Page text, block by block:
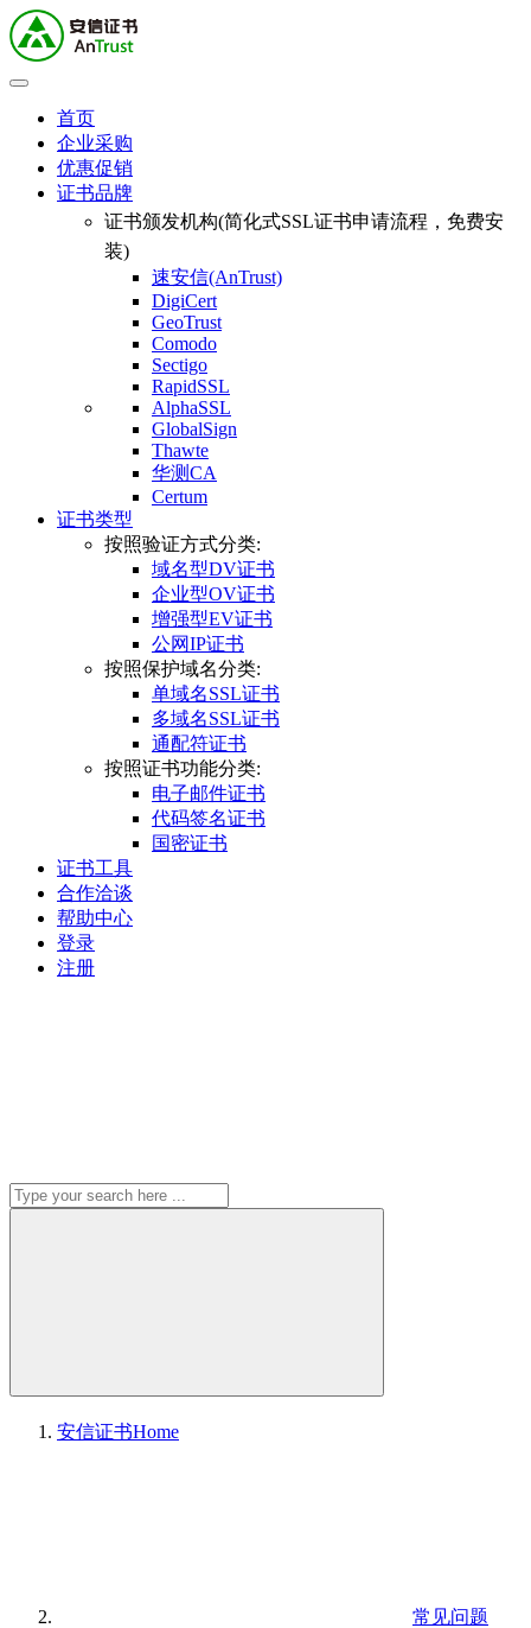
首页
企业采购
优惠促销
证书品牌
证书颁发机构(简化式SSL证书申请流程，免费安
装)
速安信(AnTrust)
DigiCert
GeoTrust
Comodo
Sectigo
RapidSSL
AlphaSSL
GlobalSign
Thawte
华测CA
Certum
证书类型
按照验证方式分类:
域名型DV证书
企业型OV证书
增强型EV证书
公网IP证书
按照保护域名分类:
单域名SSL证书
多域名SSL证书
通配符证书
按照证书功能分类:
电子邮件证书
代码签名证书
国密证书
证书工具
合作洽谈
帮助中心
登录
注册
安信证书Home
常见问题